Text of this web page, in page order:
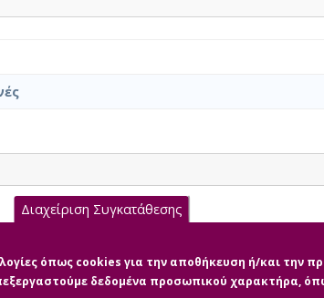
ΜΑΡΓΑΡΙΤΑ.pdf (pdf)
Διαχείριση Συγκατάθεσης
όπως cookies για την αποθήκευση ή/και την
δεδομένα προσωπικού χαρακτήρα,